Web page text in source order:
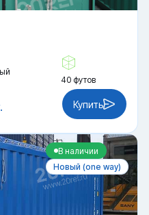
40 футов
Купить
В наличии
Новый (one way)